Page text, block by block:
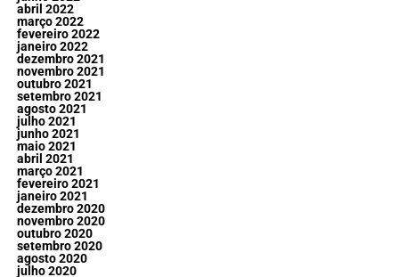
abril 2022
março 2022
fevereiro 2022
janeiro 2022
dezembro 2021
novembro 2021
outubro 2021
setembro 2021
agosto 2021
julho 2021
junho 2021
maio 2021
abril 2021
março 2021
fevereiro 2021
janeiro 2021
dezembro 2020
novembro 2020
outubro 2020
setembro 2020
agosto 2020
julho 2020